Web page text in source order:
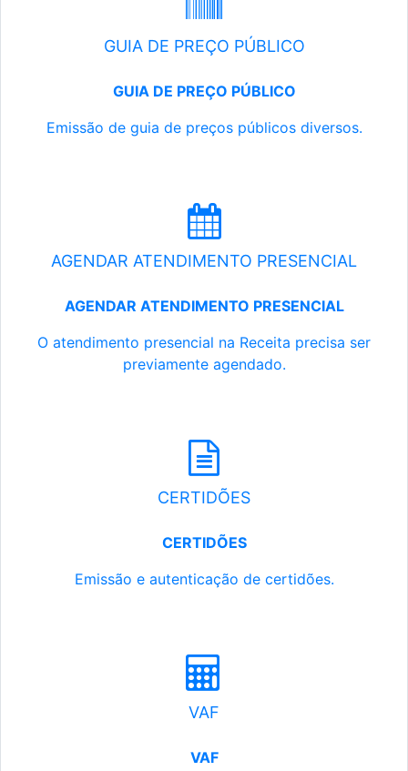
GUIA DE PREÇO PÚBLICO
GUIA DE PREÇO PÚBLICO
Emissão de guia de preços públicos diversos.
AGENDAR ATENDIMENTO PRESENCIAL
AGENDAR ATENDIMENTO PRESENCIAL
O atendimento presencial na Receita precisa ser
previamente agendado.
CERTIDÕES
CERTIDÕES
Emissão e autenticação de certidões.
VAF
VAF